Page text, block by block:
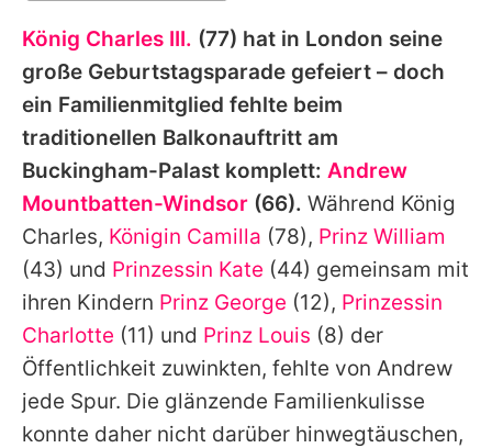
Alle Themen auf Promiflash
Jobs
App runterladen
Team
Redaktionelle Richtlinien
Impressum
Datenschutzerklärung
Nutzungsbedingungen
Utiq verwalten
König Charles III. (77) hat in London seine
große Geburtstagsparade gefeiert – doch
ein Familienmitglied fehlte beim
traditionellen Balkonauftritt am
Buckingham-Palast komplett: Andrew
Mountbatten-Windsor (66). Während König
Charles, Königin Camilla (78), Prinz William
(43) und Prinzessin Kate (44) gemeinsam mit
ihren Kindern Prinz George (12), Prinzessin
Charlotte (11) und Prinz Louis (8) der
Öffentlichkeit zuwinkten, fehlte von Andrew
jede Spur. Die glänzende Familienkulisse
konnte daher nicht darüber hinwegtäuschen,